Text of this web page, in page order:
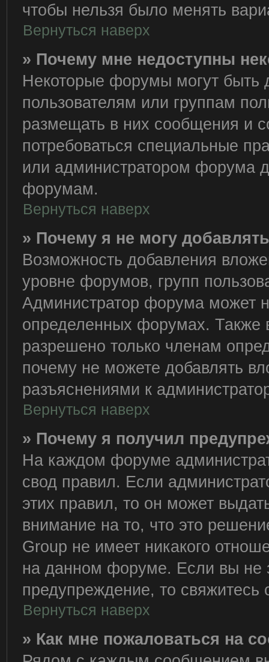
чтобы нельзя было менять
Вернуться наверх
» Почему мне недоступны
Некоторые форумы могут быть
пользователям или группам
размещать в них сообщения и
потребоваться специальные
или администратором форума
форумам.
Вернуться наверх
» Почему я не могу
Возможность добавления
уровне форумов, групп
Администратор форума может
определенных форумах. Также
разрешено только членам
почему не можете добавлять
разъяснениями к
Вернуться наверх
» Почему я получил
На каждом форуме
свод правил. Если
этих правил, то он может
внимание на то, что это
Group не имеет никакого
на данном форуме. Если вы не
предупреждение, то
Вернуться наверх
» Как мне пожаловаться на